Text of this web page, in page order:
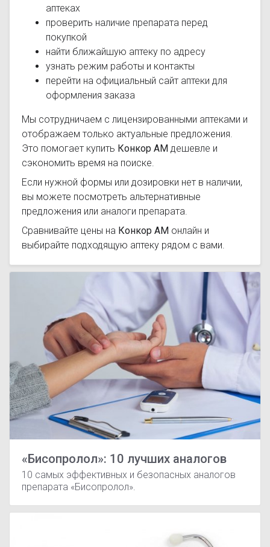
аптеках
проверить наличие препарата перед
покупкой
найти ближайшую аптеку по адресу
узнать режим работы и контакты
перейти на официальный сайт аптеки для
оформления заказа
Мы сотрудничаем с лицензированными аптеками и
отображаем только актуальные предложения.
Это помогает купить Конкор АМ дешевле и
сэкономить время на поиске.
Если нужной формы или дозировки нет в наличии,
вы можете посмотреть альтернативные
предложения или аналоги препарата.
Сравнивайте цены на Конкор АМ онлайн и
выбирайте подходящую аптеку рядом с вами.
«Бисопролол»: 10 лучших аналогов
10 самых эффективных и безопасных аналогов
препарата «Бисопролол».